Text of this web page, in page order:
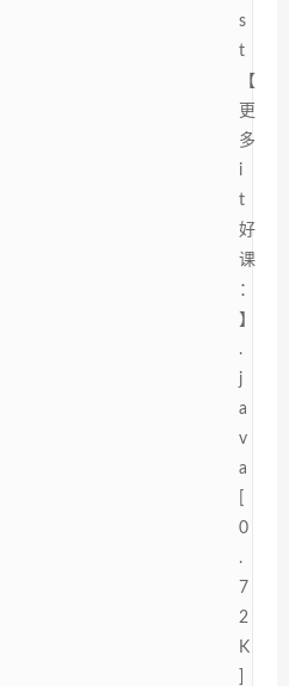
s
t
【
更
多
i
t
好
课
：
】
.
j
a
v
a
0
.
7
2
K